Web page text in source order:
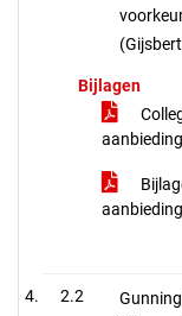
Bijlagen
2.2